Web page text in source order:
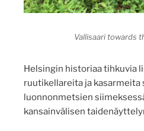
Vallisaari towards
Helsingin historiaa tihkuvia
ruutikellareita ja kasarmeita
luonnonmetsien
kansainvälisen